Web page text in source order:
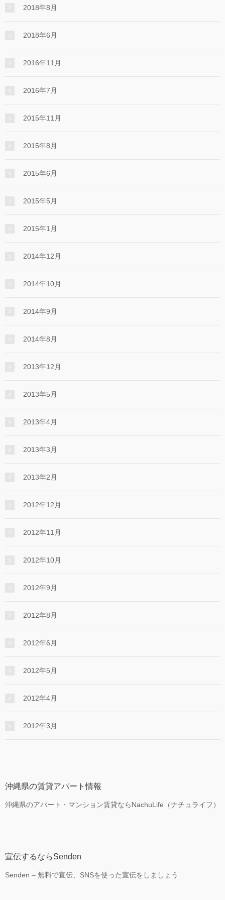
2018年8月
2018年6月
2016年11月
2016年7月
2015年11月
2015年8月
2015年6月
2015年5月
2015年1月
2014年12月
2014年10月
2014年9月
2014年8月
2013年12月
2013年5月
2013年4月
2013年3月
2013年2月
2012年12月
2012年11月
2012年10月
2012年9月
2012年8月
2012年6月
2012年5月
2012年4月
2012年3月
沖縄県の賃貸アパート情報
沖縄県のアパート・マンション賃貸ならNachuLife（ナチュライフ）
宣伝するならSenden
Senden – 無料で宣伝、SNSを使った宣伝をしましょう